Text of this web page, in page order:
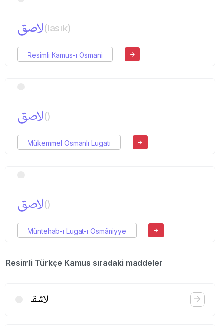
لاصق(lasık)
Resimli Kamus-ı Osmani
لاصق()
Mükemmel Osmanlı Lugatı
لاصق()
Müntehab-ı Lugat-ı Osmâniyye
Resimli Türkçe Kamus sıradaki maddeler
لاشقا